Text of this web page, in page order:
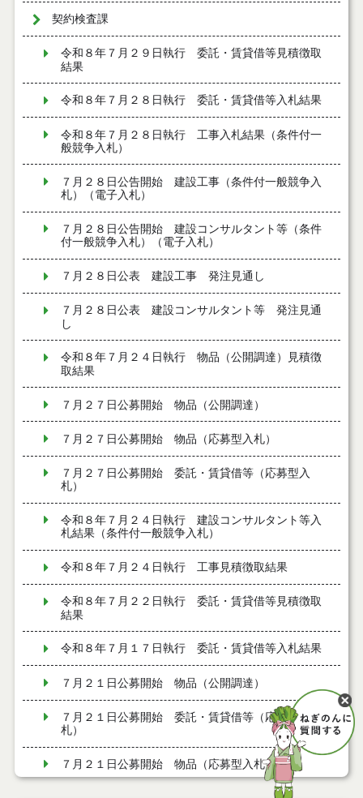
契約検査課
令和８年７月２９日執行 委託・賃貸借等見積徴取
結果
令和８年７月２８日執行 委託・賃貸借等入札結果
令和８年７月２８日執行 工事入札結果（条件付一
般競争入札）
７月２８日公告開始 建設工事（条件付一般競争入
札）（電子入札）
７月２８日公告開始 建設コンサルタント等（条件
付一般競争入札）（電子入札）
７月２８日公表 建設工事 発注見通し
７月２８日公表 建設コンサルタント等 発注見通
し
令和８年７月２４日執行 物品（公開調達）見積徴
取結果
７月２７日公募開始 物品（公開調達）
７月２７日公募開始 物品（応募型入札）
７月２７日公募開始 委託・賃貸借等（応募型入
札）
令和８年７月２４日執行 建設コンサルタント等入
札結果（条件付一般競争入札）
令和８年７月２４日執行 工事見積徴取結果
令和８年７月２２日執行 委託・賃貸借等見積徴取
結果
令和８年７月１７日執行 委託・賃貸借等入札結果
７月２１日公募開始 物品（公開調達）
７月２１日公募開始 委託・賃貸借等（応募型入
札）
７月２１日公募開始 物品（応募型入札）